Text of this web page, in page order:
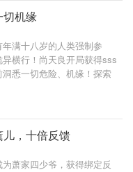
切机缘
满十八岁的人类强制参
横行！尚天良开局获得sss
悉一切危险、机缘！探索
还九死一生探索诡雾时
息优势，囤积物资，吃着
！最终成为诡雾之中，不
，十倍反馈
萧家四少爷，获得绑定反